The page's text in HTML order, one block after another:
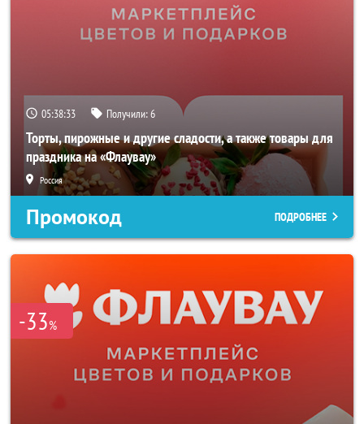
05:38:31 Получили:6
Торты, пирожные и другие сладости, а также товары для
праздника на «Флаувау»
Россия
Промокод ПОДРОБНЕЕ
-33%